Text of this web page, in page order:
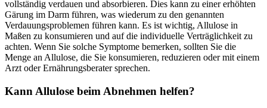
vollständig verdauen und absorbieren. Dies kann zu einer erhöhten
Gärung im Darm führen, was wiederum zu den genannten
Verdauungsproblemen führen kann. Es ist wichtig, Allulose in
Maßen zu konsumieren und auf die individuelle Verträglichkeit zu
achten. Wenn Sie solche Symptome bemerken, sollten Sie die
Menge an Allulose, die Sie konsumieren, reduzieren oder mit einem
Arzt oder Ernährungsberater sprechen.
Kann Allulose beim Abnehmen helfen?